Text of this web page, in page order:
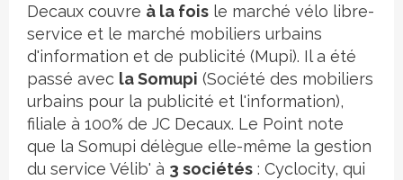
Decaux couvre à la fois le marché vélo libre-
service et le marché mobiliers urbains
d'information et de publicité (Mupi). Il a été
passé avec la Somupi (Société des mobiliers
urbains pour la publicité et l'information),
filiale à 100% de JC Decaux. Le Point note
que la Somupi délègue elle-même la gestion
du service Vélib' à 3 sociétés : Cyclocity, qui